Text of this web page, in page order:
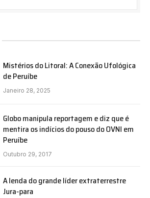
Mistérios do Litoral: A Conexão Ufológica
de Peruíbe
Janeiro 28, 2025
Globo manipula reportagem e diz que é
mentira os indícios do pouso do OVNI em
Peruíbe
Outubro 29, 2017
A lenda do grande líder extraterrestre
Jura-para